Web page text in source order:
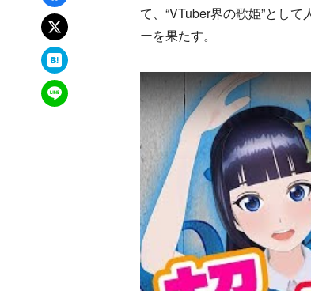
xでポスト
はてなブックマーク
LINEで送る
て、“VTuber界の歌姫”とし
ーを果たす。